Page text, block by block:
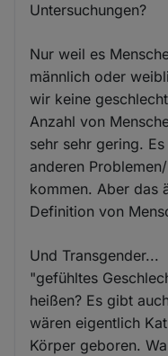
Untersuchungen?
Nur weil es
männlich oder
wir keine
Anzahl von
sehr sehr gering.
anderen
kommen. Aber das
Definition von
Und Transgender...
"gefühltes
heißen? Es gibt
wären eigentlich
Körper geboren.